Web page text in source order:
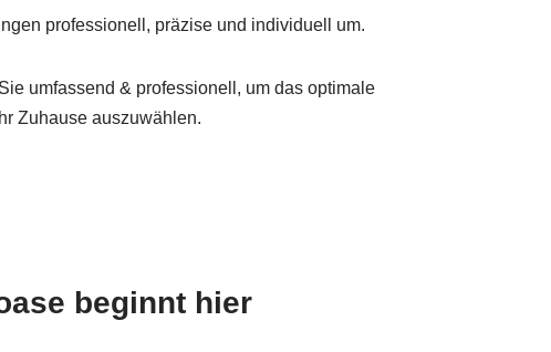
professionell, präzise und individuell um.
umfassend & professionell, um das optimale
Zuhause auszuwählen.
beginnt hier